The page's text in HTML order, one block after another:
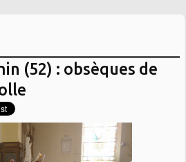
(52) : obsèques de